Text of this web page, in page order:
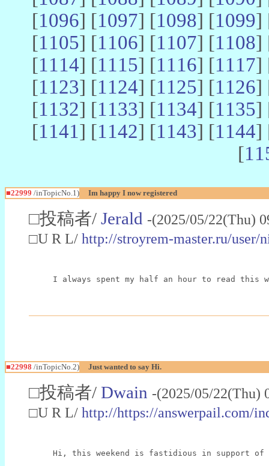
[1096] [1097] [1098] [1099]
[1105] [1106] [1107] [1108]
[1114] [1115] [1116] [1117]
[1123] [1124] [1125] [1126]
[1132] [1133] [1134] [1135]
[1141] [1142] [1143] [1144]
[
■22999 /inTopicNo.1) Im happy I now registered
□投稿者/ Jerald -(2025/05/22(Thu)
□U R L/ http://stroyrem-master.ru/user/
I always spent my half an hour to read
■22998 /inTopicNo.2) Just wanted to say Hi.
□投稿者/ Dwain -(2025/05/
□U R L/ http://https://answerpail.com/
Hi, this weekend is fastidious in support of